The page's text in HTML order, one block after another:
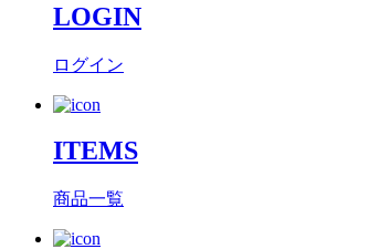
LOGIN
ログイン
ITEMS
商品一覧